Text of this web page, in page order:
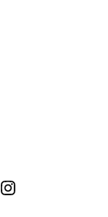
YouTube